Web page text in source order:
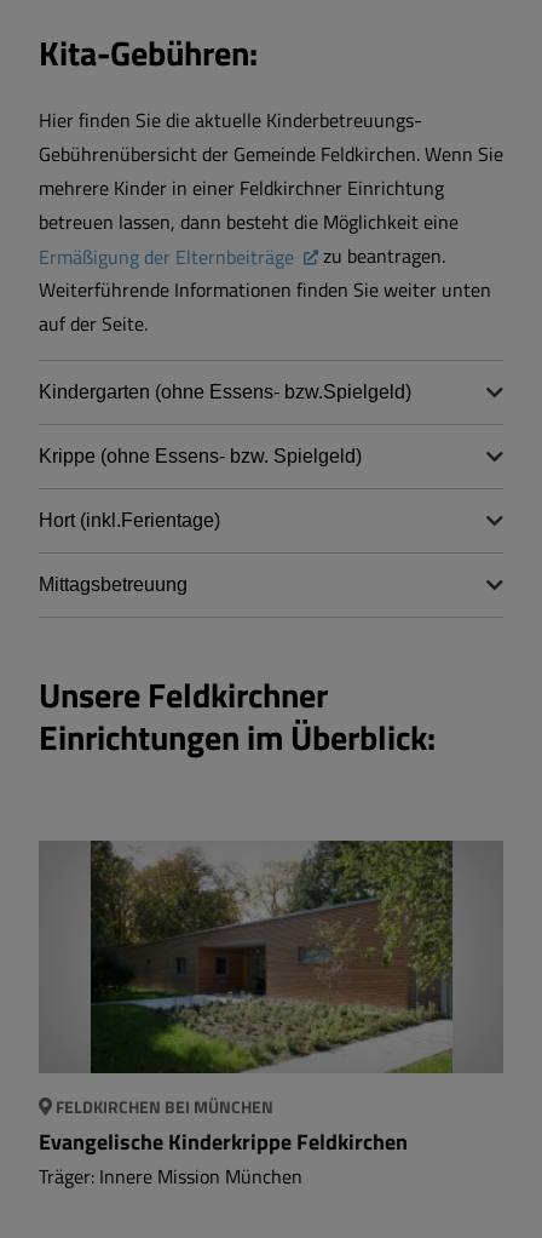
Kita-Gebühren:
Hier finden Sie die aktuelle Kinderbetreuungs-
Gebührenübersicht der Gemeinde Feldkirchen. Wenn Sie
mehrere Kinder in einer Feldkirchner Einrichtung
betreuen lassen, dann besteht die Möglichkeit eine
Ermäßigung der Elternbeiträge
zu beantragen.
Weiterführende Informationen finden Sie weiter unten
auf der Seite.
Kindergarten (ohne Essens- bzw.Spielgeld)
Krippe (ohne Essens- bzw. Spielgeld)
Hort (inkl.Ferientage)
Mittagsbetreuung
Unsere Feldkirchner
Einrichtungen im Überblick:
FELDKIRCHEN BEI MÜNCHEN
Evangelische Kinderkrippe Feldkirchen
Träger: Innere Mission München